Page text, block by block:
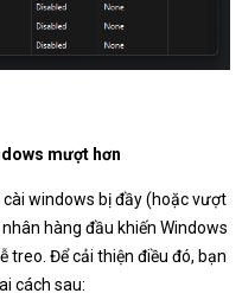
mượt hơn
cài windows bị đầy (hoặc vượt
hàng đầu khiến Windows
treo. Để cải thiện điều đó, bạn
cách sau: